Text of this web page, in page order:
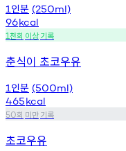
1 인분 (250ml)
96kcal
1천회 이상기록
춘식이 초코우유
1 인분 (500ml)
465kcal
50회 미만기록
초코우유